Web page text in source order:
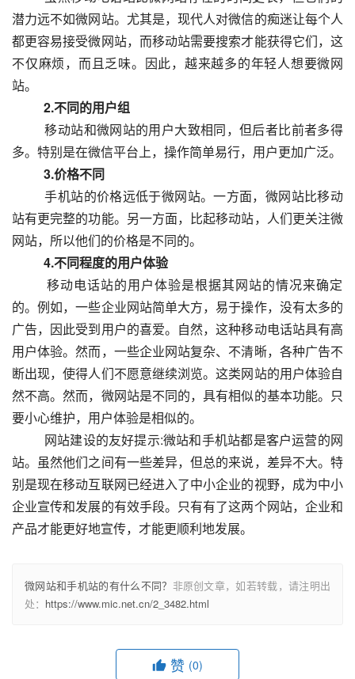
潜力远不如微网站。尤其是，现代人对微信的痴迷让每个人
都更容易接受微网站，而移动站需要搜索才能获得它们，这
不仅麻烦，而且乏味。因此，越来越多的年轻人想要微网
站。
2.不同的用户组
多。特别是在微信平台上，操作简单易行，用户更加广泛。
3.价格不同
站有更完整的功能。另一方面，比起移动站，人们更关注微
网站，所以他们的价格是不同的。
4.不同程度的用户体验
的。例如，一些企业网站简单大方，易于操作，没有太多的
广告，因此受到用户的喜爱。自然，这种移动电话站具有高
用户体验。然而，一些企业网站复杂、不清晰，各种广告不
断出现，使得人们不愿意继续浏览。这类网站的用户体验自
然不高。然而，微网站是不同的，具有相似的基本功能。只
要小心维护，用户体验是相似的。
站。虽然他们之间有一些差异，但总的来说，差异不大。特
别是现在移动互联网已经进入了中小企业的视野，成为中小
企业宣传和发展的有效手段。只有有了这两个网站，企业和
微网站和手机站的有什么不同？ 非原创文章，如若转载，请注明出
处： https://www.mic.net.cn/2_3482.html
赞 (0)